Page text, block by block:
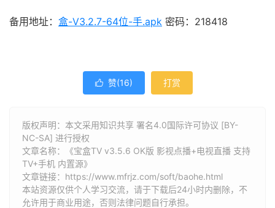
备用地址： 盒-V3.2.7-64位-手.apk 密码：218418
 赞(16) 打赏
版权声明：本文采用知识共享 署名4.0国际许可协议 [BY-
NC-SA] 进行授权
文章名称：《宝盒TV v3.5.6 OK版 影视点播+电视直播 支持
TV+手机 内置源》
文章链接： https://www.mfrjz.com/soft/baohe.html
本站资源仅供个人学习交流，请于下载后24小时内删除，不
允许用于商业用途，否则法律问题自行承担。